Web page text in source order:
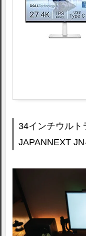
34インチウルト
JAPANNEXT